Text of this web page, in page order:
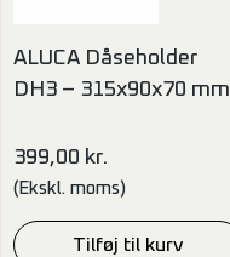
ALUCA Dåseholder
DH3 – 315x90x70 mm
399,00 kr.
(Ekskl. moms)
Tilføj til kurv